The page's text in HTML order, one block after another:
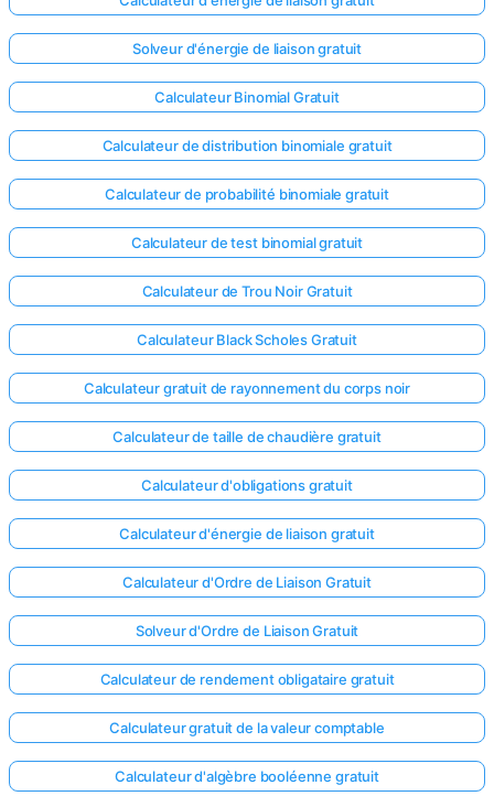
Solveur d'énergie de liaison gratuit
Calculateur Binomial Gratuit
Calculateur de distribution binomiale gratuit
Calculateur de probabilité binomiale gratuit
Calculateur de test binomial gratuit
Calculateur de Trou Noir Gratuit
Calculateur Black Scholes Gratuit
Calculateur gratuit de rayonnement du corps noir
Calculateur de taille de chaudière gratuit
Calculateur d'obligations gratuit
Calculateur d'énergie de liaison gratuit
Calculateur d'Ordre de Liaison Gratuit
Solveur d'Ordre de Liaison Gratuit
Calculateur de rendement obligataire gratuit
Calculateur gratuit de la valeur comptable
Calculateur d'algèbre booléenne gratuit